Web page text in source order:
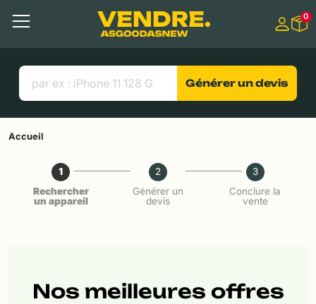
Contenu principal
Menu
Liens utiles
0
Générer un devis
Accueil
1
Rechercher
un appareil
2
Générer un
devis
3
Conclure la
vente
Nos meilleures offres